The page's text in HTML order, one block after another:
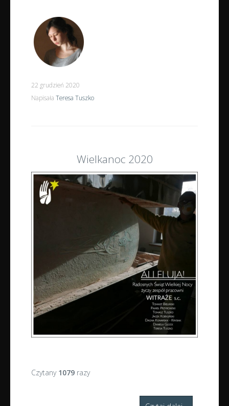
22 grudzień 2020
Napisała Teresa Tuszko
Wielkanoc 2020
Czytany 1079razy